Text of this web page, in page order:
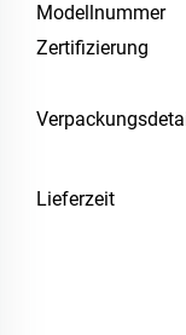
Modellnummer
Zertifizierung
Lieferzeit